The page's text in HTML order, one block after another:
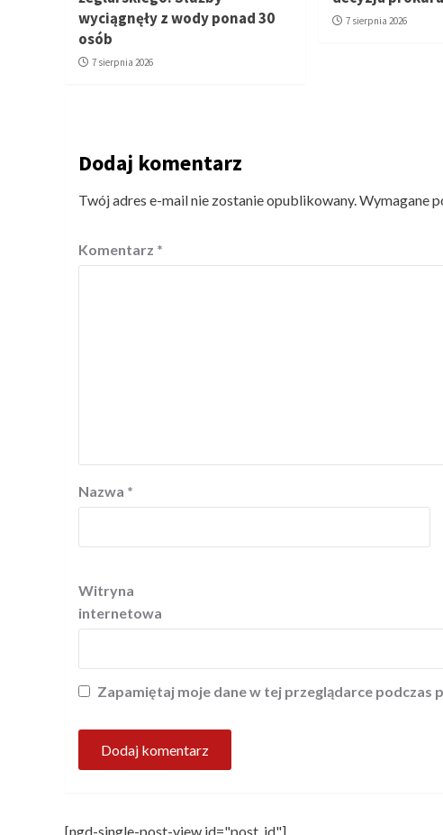
wyciągnęły z wody ponad 30
osób
7 sierpnia 2026
7 sierpnia 2026
Dodaj komentarz
Twój adres e-mail nie zostanie opublikowany.Wymagane
Komentarz *
Nazwa *
Witryna
internetowa
Zapamiętaj moje dane w tej przeglądarce podczas
[ngd-single-post-view id="post_id"]